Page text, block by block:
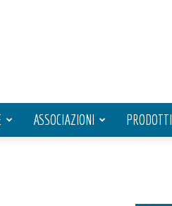
ASSOCIAZIONI PRODOTTI